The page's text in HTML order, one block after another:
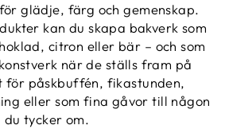
glädje, färg och gemenskap.
kan du skapa bakverk som
citron eller bär – och som
när de ställs fram på
för påskbuffén, fikastunden,
eller som fina gåvor till någon
du tycker om.